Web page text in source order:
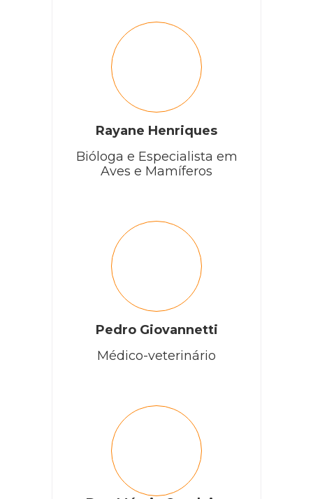
Rayane Henriques
Bióloga e Especialista em
Aves e Mamíferos
Pedro Giovannetti
Médico-veterinário